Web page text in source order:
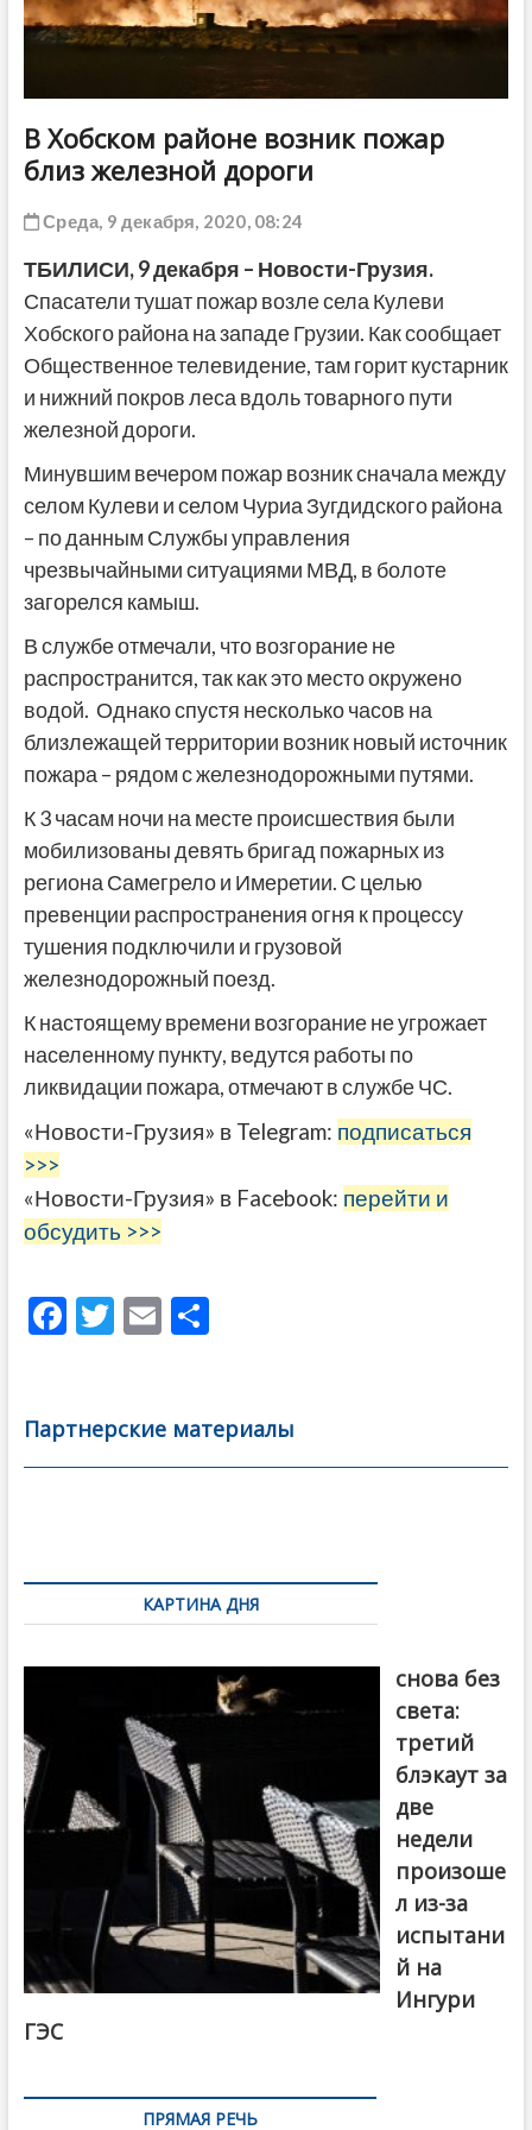
В Хобском районе возник пожар
близ железной дороги
Среда, 9 декабря, 2020, 08:24
ТБИЛИСИ, 9 декабря – Новости-Грузия.
Спасатели тушат пожар возле села Кулеви
Хобского района на западе Грузии. Как сообщает
Общественное телевидение, там горит кустарник
и нижний покров леса вдоль товарного пути
железной дороги.
Минувшим вечером пожар возник сначала между
селом Кулеви и селом Чуриа Зугдидского района
– по данным Службы управления
чрезвычайными ситуациями МВД, в болоте
загорелся камыш.
В службе отмечали, что возгорание не
распространится, так как это место окружено
водой. Однако спустя несколько часов на
близлежащей территории возник новый источник
пожара – рядом с железнодорожными путями.
К 3 часам ночи на месте происшествия были
мобилизованы девять бригад пожарных из
региона Самегрело и Имеретии. С целью
превенции распространения огня к процессу
тушения подключили и грузовой
железнодорожный поезд.
К настоящему времени возгорание не угрожает
населенному пункту, ведутся работы по
ликвидации пожара, отмечают в службе ЧС.
«Новости-Грузия» в Telegram: подписаться
>>>
«Новости-Грузия» в Facebook: перейти и
обсудить >>>
F
b
o
T
er
E
l
О
а
в
Партнерские материалы
по
записямКАРТИНА ДНЯ
снова без
света:
третий
блэкаут за
две
недели
произоше
л из-за
испытани
й на
Ингури
ГЭС
ПРЯМАЯ РЕЧЬ